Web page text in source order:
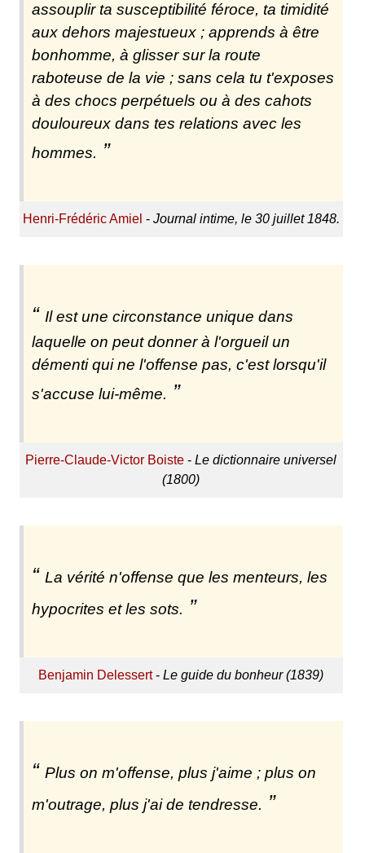
assouplir ta susceptibilité féroce, ta timidité
aux dehors majestueux ; apprends à être
bonhomme, à glisser sur la route
raboteuse de la vie ; sans cela tu t'exposes
à des chocs perpétuels ou à des cahots
douloureux dans tes relations avec les
hommes.
Henri-Frédéric Amiel - Journal intime, le 30 juillet 1848.
Il est une circonstance unique dans
laquelle on peut donner à l'orgueil un
démenti qui ne l'offense pas, c'est lorsqu'il
s'accuse lui-même.
Pierre-Claude-Victor Boiste -Le dictionnaire universel
(1800)
La vérité n'offense que les menteurs, les
hypocrites et les sots.
Benjamin Delessert-Le guide du bonheur (1839)
Plus on m'offense, plus j'aime ; plus on
m'outrage, plus j'ai de tendresse.